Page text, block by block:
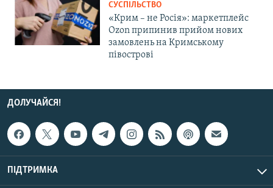
СУСПІЛЬСТВО
«Крим – не Росія»: маркетплейс
Ozon припинив прийом нових
замовлень на Кримському
півострові
ДОЛУЧАЙСЯ!
ПІДТРИМКА